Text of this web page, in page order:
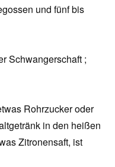
und fünf bis
Rohrzucker oder
in den heißen
Zitronensaft, ist